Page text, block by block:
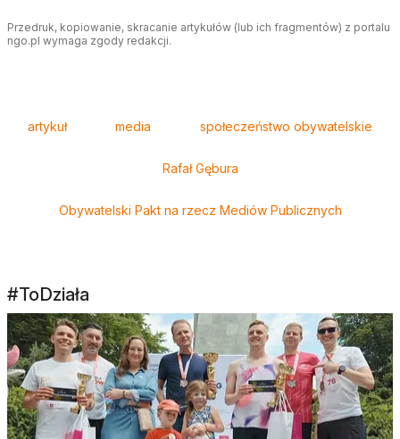
Przedruk, kopiowanie, skracanie artykułów (lub ich fragmentów) z portalu
ngo.pl wymaga zgody redakcji.
artykuł media społeczeństwo obywatelskie
Rafał Gębura
Obywatelski Pakt na rzecz Mediów Publicznych
#ToDziała